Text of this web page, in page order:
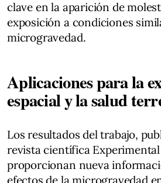
clave en la aparición de
exposición a condiciones
microgravedad.
Aplicaciones para la
espacial y la salud
Los resultados del trabajo,
revista científica
proporcionan nueva